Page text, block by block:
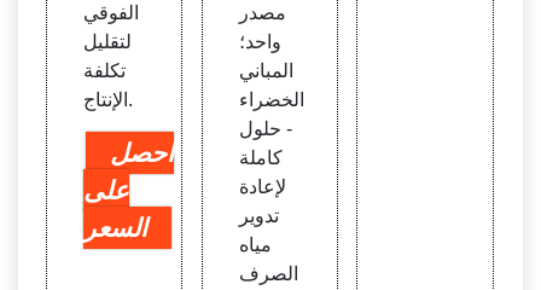
الفوقي
لتقليل
تكلفة
الإنتاج.
احصل
على
السعر
مصدر
واحد؛
المباني
الخضراء
- حلول
كاملة
لإعادة
تدوير
مياه
الصرف